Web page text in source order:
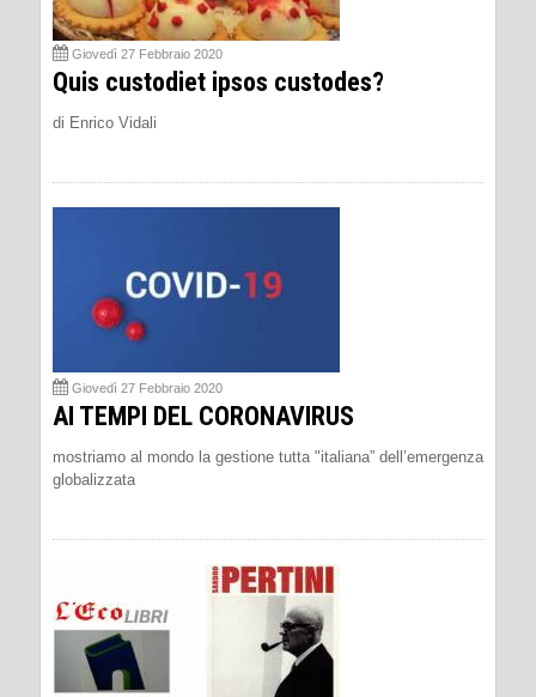
Giovedì 27 Febbraio 2020
Quis custodiet ipsos custodes?
di Enrico Vidali
Giovedì 27 Febbraio 2020
AI TEMPI DEL CORONAVIRUS
mostriamo al mondo la gestione tutta "italiana” dell’emergenza
globalizzata